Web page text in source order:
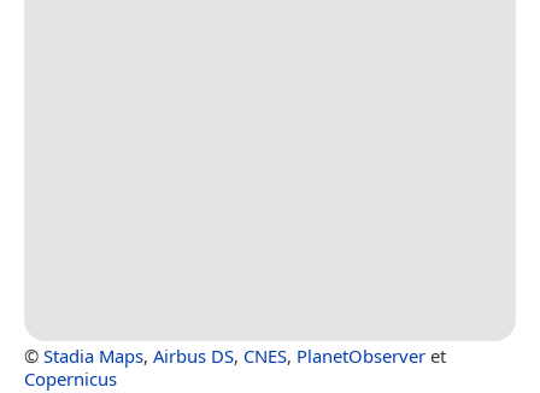
© Stadia Maps, Airbus DS, CNES, PlanetObserver et
Copernicus